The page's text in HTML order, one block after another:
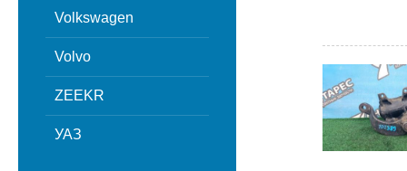
Volkswagen
Volvo
ZEEKR
УАЗ